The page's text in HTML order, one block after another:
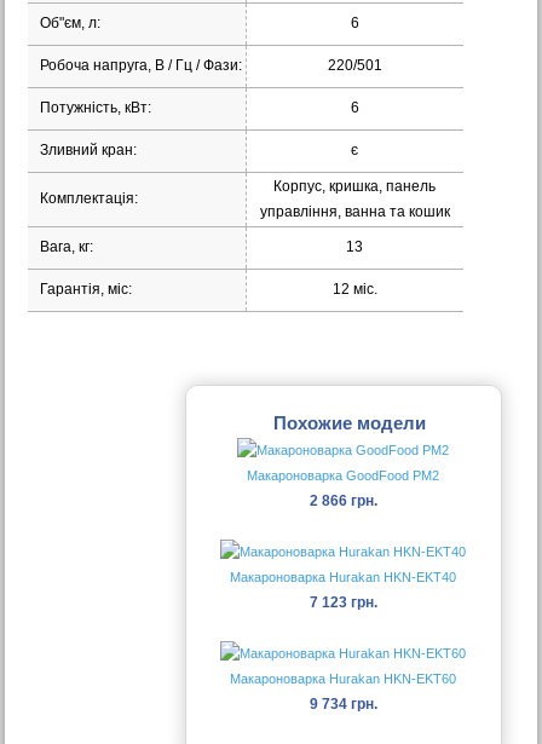
Об"єм, л: 6
Робоча напруга, В / Гц / Фази: 220/501
Потужність, кВт: 6
Зливний кран: є
Комплектація:
Корпус, кришка, панель
управління, ванна та кошик
Вага, кг: 13
Гарантія, міс: 12 міс.
Похожие модели
Макароноварка GoodFood PM2
2 866 грн.
Макароноварка Hurakan HKN-EKT40
7 123 грн.
Макароноварка Hurakan HKN-EKT60
9 734 грн.